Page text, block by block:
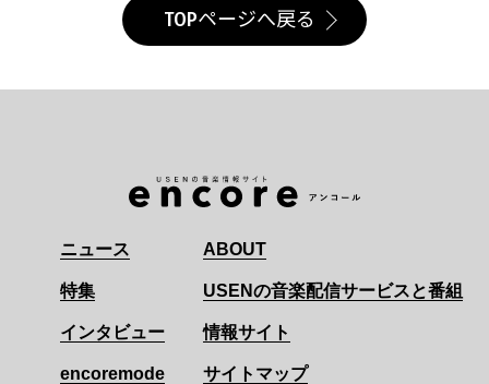
TOPページへ戻る
ニュース
特集
インタビュー
encoremode
ABOUT
USENの音楽配信サービスと番組
情報サイト
サイトマップ